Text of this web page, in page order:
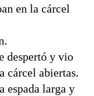
en la cárcel
despertó y vio
cárcel abiertas.
espada larga y